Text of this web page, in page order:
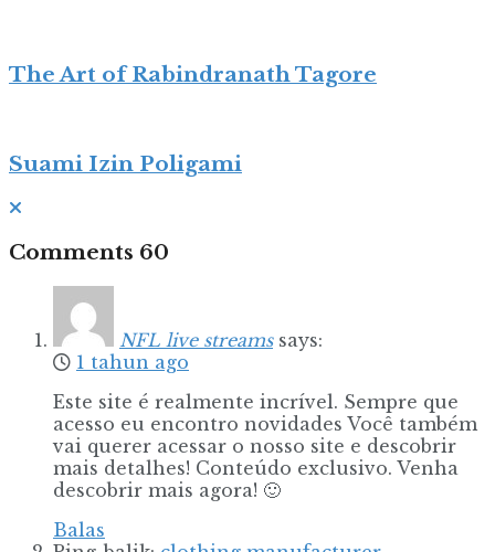
The Art of Rabindranath Tagore
Suami Izin Poligami
Comments 60
NFL live streams says:
1 tahun ago
Este site é realmente incrível. Sempre que
acesso eu encontro novidades Você também
vai querer acessar o nosso site e descobrir
mais detalhes! Conteúdo exclusivo. Venha
descobrir mais agora! 🙂
Balas